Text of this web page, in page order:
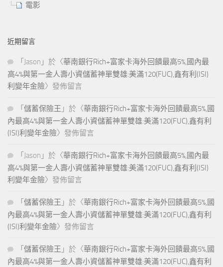
電影
近期留言
「 Jason 」於〈華南銀行Rich+富家卡海外回饋最高5%,國內最
高4%與第一金人壽小資儲蓄神單雙雄:美滿120(FUC),鑫有利(ISI)
利變年金險〉發佈留言
「 儲蓄保險王 」於〈華南銀行Rich+富家卡海外回饋最高5%,國
內最高4%與第一金人壽小資儲蓄神單雙雄:美滿120(FUC),鑫有利
(ISI)利變年金險〉發佈留言
「 Jason 」於〈華南銀行Rich+富家卡海外回饋最高5%,國內最
高4%與第一金人壽小資儲蓄神單雙雄:美滿120(FUC),鑫有利(ISI)
利變年金險〉發佈留言
「 儲蓄保險王 」於〈華南銀行Rich+富家卡海外回饋最高5%,國
內最高4%與第一金人壽小資儲蓄神單雙雄:美滿120(FUC),鑫有利
(ISI)利變年金險〉發佈留言
「 儲蓄保險王 」於〈華南銀行Rich+富家卡海外回饋最高5%,國
內最高4%與第一金人壽小資儲蓄神單雙雄:美滿120(FUC),鑫有利